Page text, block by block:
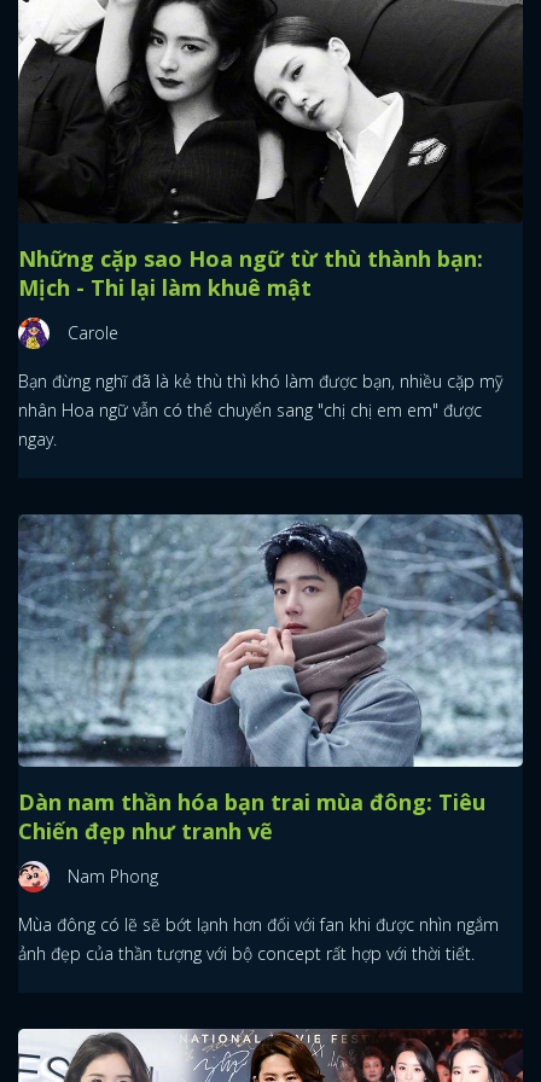
Những cặp sao Hoa ngữ từ thù thành bạn:
Mịch - Thi lại làm khuê mật
Carole
Bạn đừng nghĩ đã là kẻ thù thì khó làm được bạn, nhiều cặp mỹ
nhân Hoa ngữ vẫn có thể chuyển sang "chị chị em em" được
ngay.
Dàn nam thần hóa bạn trai mùa đông: Tiêu
Chiến đẹp như tranh vẽ
Nam Phong
Mùa đông có lẽ sẽ bớt lạnh hơn đối với fan khi được nhìn ngắm
ảnh đẹp của thần tượng với bộ concept rất hợp với thời tiết.